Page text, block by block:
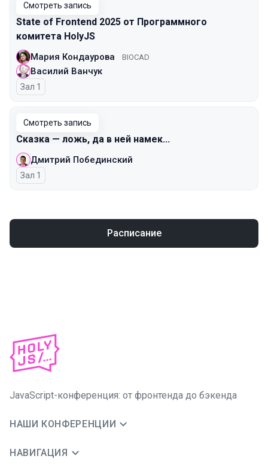
Смотреть запись
State of Frontend 2025 от Программного
комитета HolyJS
Мария Кондаурова BIOCAD
Василий Ванчук
Зал 1
Смотреть запись
Сказка — ложь, да в ней намек...
Дмитрий Побединский
Зал 1
Расписание
JavaScript-конференция: от фронтенда до бэкенда
НАШИ КОНФЕРЕНЦИИ
НАВИГАЦИЯ